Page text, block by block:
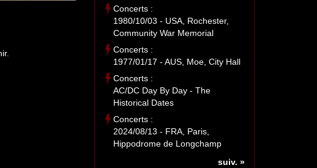
Concerts :
1980/10/03 - USA, Rochester,
Community War Memorial
Concerts :
1977/01/17 - AUS, Moe, City Hall
Concerts :
AC/DC Day By Day - The
Historical Dates
Concerts :
2024/08/13 - FRA, Paris,
Hippodrome de Longchamp
suiv. »